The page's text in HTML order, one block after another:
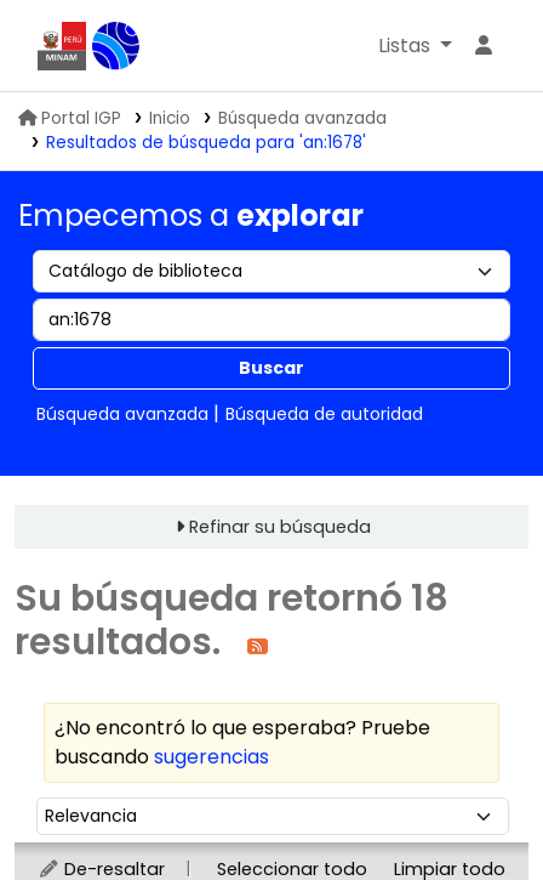
Biblioteca IGP
Listas
Portal IGP Inicio
Búsqueda avanzada
Resultados de búsqueda para 'an:1678'
Empecemos a explorar
Buscar
Búsqueda avanzada
Búsqueda de autoridad
Refinar su búsqueda
Su búsqueda retornó 18
resultados.
¿No encontró lo que esperaba? Pruebe
buscandosugerencias
Ordenar
Ordenar por:
De-resaltar Seleccionar todo
Limpiar todo